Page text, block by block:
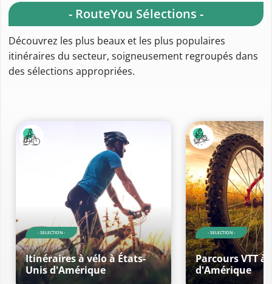
- RouteYou Sélections -
Découvrez les plus beaux et les plus populaires
itinéraires du secteur, soigneusement regroupés dans
des sélections appropriées.
- SELECTION -
Itinéraires à vélo à États-
Unis d'Amérique
- SELECTION -
Parcours VTT à
d'Amérique